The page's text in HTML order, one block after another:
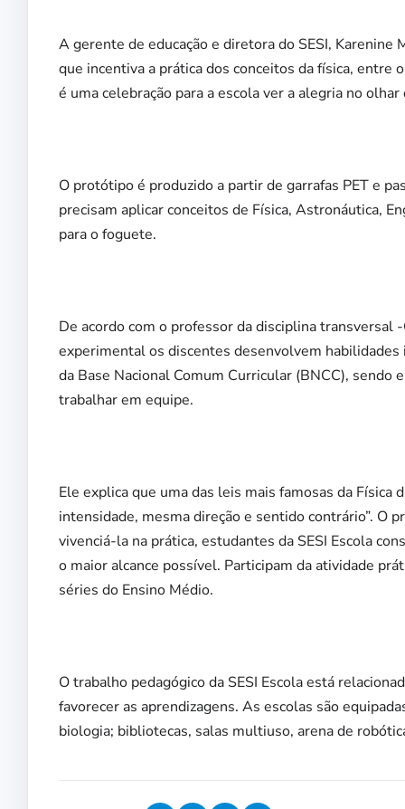
A gerente de educação e diretora do SESI,
que incentiva a prática dos conceitos da física, entre
é uma celebração para a escola ver a alegria no
O protótipo é produzido a partir de garrafas PET e
precisam aplicar conceitos de Física, Astronáutica,
para o foguete.
De acordo com o professor da disciplina transversal
experimental os discentes desenvolvem
da Base Nacional Comum Curricular (BNCC),
trabalhar em equipe.
Ele explica que uma das leis mais famosas da Física
intensidade, mesma direção e sentido contrário”. O
vivenciá-la na prática, estudantes da SESI Escola
o maior alcance possível. Participam da atividade
séries do Ensino Médio.
O trabalho pedagógico da SESI Escola está
favorecer as aprendizagens. As escolas são
biologia; bibliotecas, salas multiuso, arena de